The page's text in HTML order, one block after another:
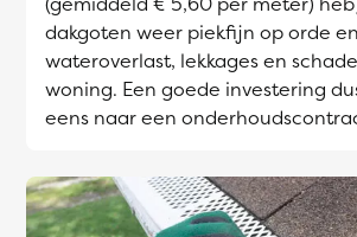
dakgoten weer piekfijn op orde
wateroverlast, lekkages en
woning. Een goede investering
eens naar een